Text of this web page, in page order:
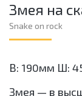
Змея на
Snake on rock
В: 190мм Ш:
Змея — в